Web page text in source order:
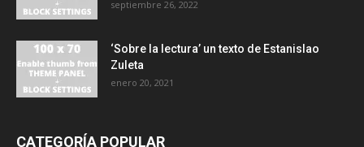
septiembre 26, 2022
‘Sobre la lectura’ un texto de Estanislao
Zuleta
enero 20, 2021
CATEGORÍA POPULAR